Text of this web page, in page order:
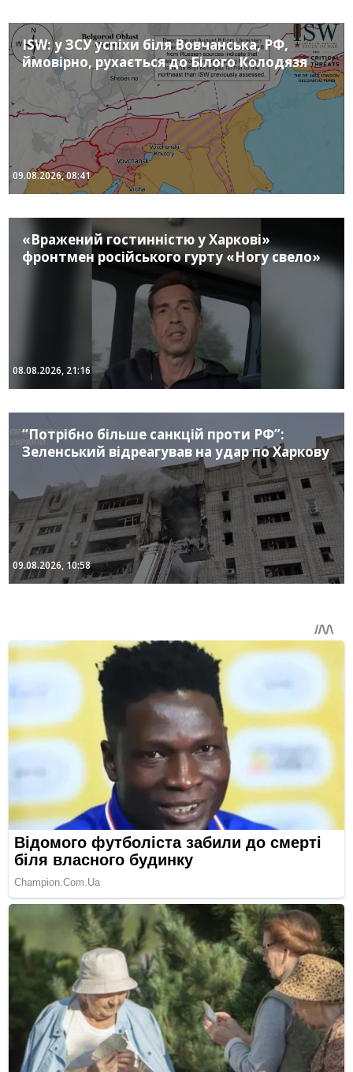
ISW: у ЗСУ успіхи біля Вовчанська, РФ,
ймовірно, рухається до Білого Колодязя
09.08.2026, 08:41
«Вражений гостинністю у Харкові»
фронтмен російського гурту «Ногу свело»
08.08.2026, 21:16
“Потрібно більше санкцій проти РФ”:
Зеленський відреагував на удар по Харкову
09.08.2026, 10:58